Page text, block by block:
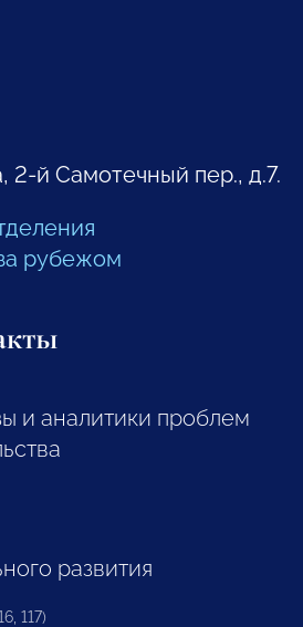
2-й Самотечный пер., д.7.
рубежом
и аналитики проблем
развития
117)